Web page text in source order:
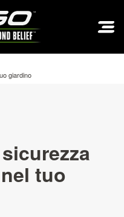
giardino
tuo